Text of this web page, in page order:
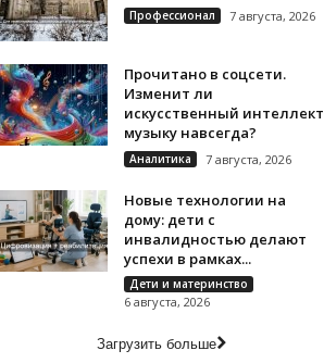
Профессионал 7 августа, 2026
Прочитано в соцсети.
Изменит ли
искусственный интеллект
музыку навсегда?
Аналитика 7 августа, 2026
Новые технологии на
дому: дети с
инвалидностью делают
успехи в рамках...
Дети и материнство
6 августа, 2026
Загрузить больше